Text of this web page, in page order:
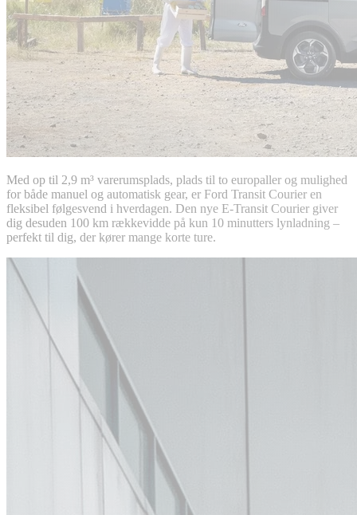
Med op til 2,9 m³ varerumsplads, plads til to europaller og mulighed
for både manuel og automatisk gear, er Ford Transit Courier en
fleksibel følgesvend i hverdagen. Den nye E-Transit Courier giver
dig desuden 100 km rækkevidde på kun 10 minutters lynladning –
perfekt til dig, der kører mange korte ture.